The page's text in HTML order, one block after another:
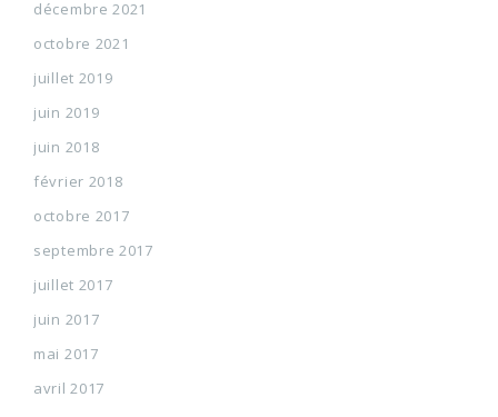
décembre 2021
octobre 2021
juillet 2019
juin 2019
juin 2018
février 2018
octobre 2017
septembre 2017
juillet 2017
juin 2017
mai 2017
avril 2017